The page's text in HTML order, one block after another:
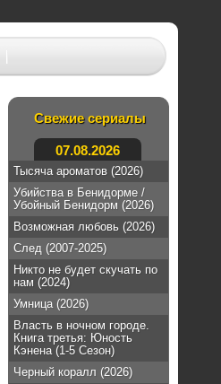
Свежие сериалы
07.08.2026
Тысяча ароматов (2026)
Убийства в Бенидорме /
Убойный Бенидорм (2026)
Возможная любовь (2026)
След (2007-2025)
Никто не будет скучать по
нам (2024)
Умница (2026)
Власть в ночном городе.
Книга третья: Юность
Кэнена (1-5 Сезон)
Черный коралл (2026)